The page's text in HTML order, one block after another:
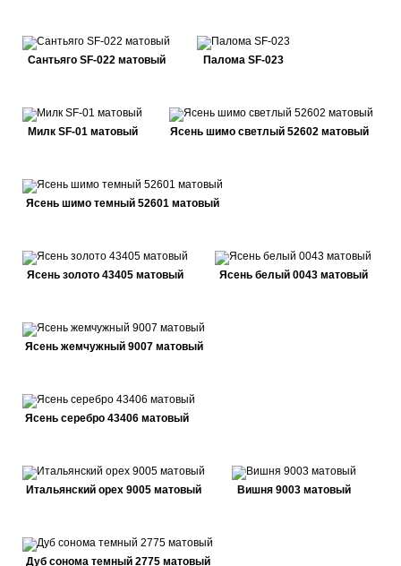
Сантьяго SF-022 матовый Палома SF-023
Милк SF-01 матовый Ясень шимо светлый 52602 матовый
Ясень шимо темный 52601 матовый
Ясень золото 43405 матовый Ясень белый 0043 матовый
Ясень жемчужный 9007 матовый
Ясень серебро 43406 матовый
Итальянский орех 9005 матовый Вишня 9003 матовый
Дуб сонома темный 2775 матовый